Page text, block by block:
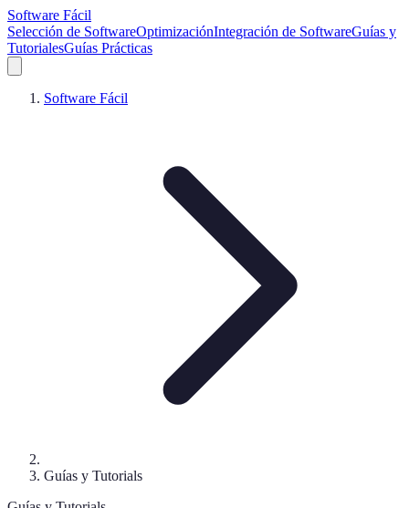
Software Fácil
Selección de SoftwareOptimizaciónIntegración de SoftwareGuías y
TutorialesGuías Prácticas
Software Fácil
Guías y Tutorials